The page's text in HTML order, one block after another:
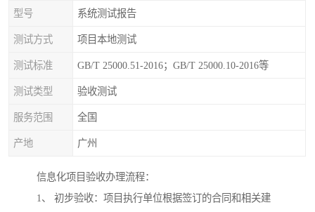
型号 系统测试报告
测试方式 项目本地测试
测试标准 GB/T 25000.51-2016；GB/T 25000.10-2016等
测试类型 验收测试
服务范围 全国
产地 广州
信息化项目验收办理流程：
1、 初步验收：项目执行单位根据签订的合同和相关建